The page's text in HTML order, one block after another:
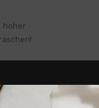
hoher